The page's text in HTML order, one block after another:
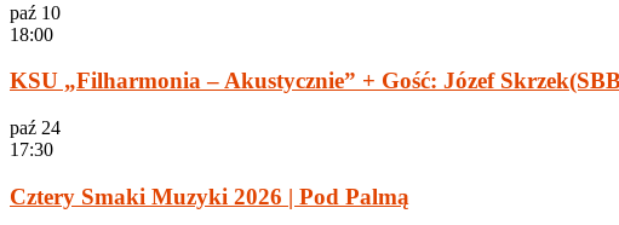
paź 10
18:00
KSU „Filharmonia – Akustycznie” + Gość: Józef
paź 24
17:30
Cztery Smaki Muzyki 2026 | Pod Palmą